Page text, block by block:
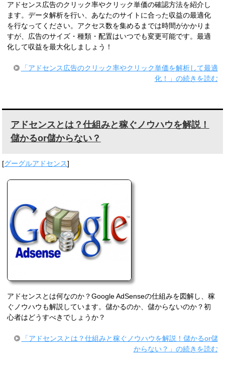
アドセンス広告のクリック率やクリック単価の確認方法を紹介し
ます。データ解析を行い、あなたのサイトに合った収益の最適化
を行なってください。アクセス数を集めるまでは時間がかかりま
すが、広告のサイズ・種類・配置はいつでも変更可能です。最適
化して収益を最大化しましょう！
「アドセンス広告のクリック率やクリック単価を解析して最適
化！」の続きを読む
アドセンスとは？仕組みと稼ぐノウハウを解説！
儲かるor儲からない？
[グーグルアドセンス]
アドセンスとは何なのか？Google AdSenseの仕組みを図解し、稼
ぐノウハウも解説しています。儲かるのか、儲からないのか？初
心者はどうすべきでしょうか？
「アドセンスとは？仕組みと稼ぐノウハウを解説！儲かるor儲
からない？」の続きを読む